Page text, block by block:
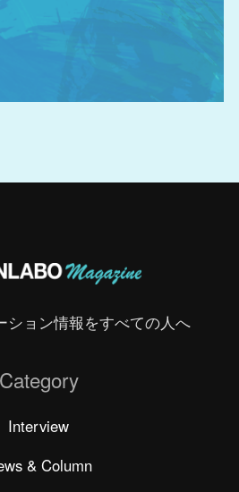
ション情報をすべての人へ
Category
Interview
& Column